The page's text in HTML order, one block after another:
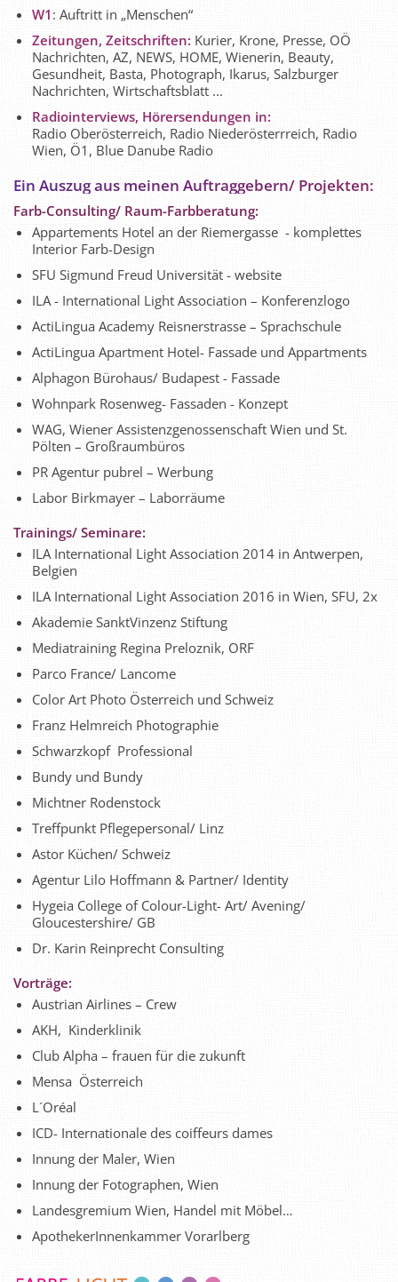
W1 : Auftritt in „Menschen“
Zeitungen, Zeitschriften: Kurier, Krone, Presse, OÖ
Nachrichten, AZ, NEWS, HOME, Wienerin, Beauty,
Gesundheit, Basta, Photograph, Ikarus, Salzburger
Nachrichten, Wirtschaftsblatt ...
Radiointerviews, Hörersendungen in:
Radio Oberösterreich, Radio Niederösterrreich, Radio
Wien, Ö1, Blue Danube Radio
Ein Auszug aus meinen Auftraggebern/ Projekten:
Farb-Consulting/ Raum-Farbberatung:
Appartements Hotel an der Riemergasse - komplettes
Interior Farb-Design
SFU Sigmund Freud Universität - website
ILA - International Light Association – Konferenzlogo
ActiLingua Academy Reisnerstrasse – Sprachschule
ActiLingua Apartment Hotel- Fassade und Appartments
Alphagon Bürohaus/ Budapest - Fassade
Wohnpark Rosenweg- Fassaden - Konzept
WAG, Wiener Assistenzgenossenschaft Wien und St.
Pölten – Großraumbüros
PR Agentur pubrel – Werbung
Labor Birkmayer – Laborräume
Trainings/ Seminare:
ILA International Light Association 2014 in Antwerpen,
Belgien
ILA International Light Association 2016 in Wien, SFU, 2x
Akademie SanktVinzenz Stiftung
Mediatraining Regina Preloznik, ORF
Parco France/ Lancome
Color Art Photo Österreich und Schweiz
Franz Helmreich Photographie
Schwarzkopf Professional
Bundy und Bundy
Michtner Rodenstock
Treffpunkt Pflegepersonal/ Linz
Astor Küchen/ Schweiz
Agentur Lilo Hoffmann & Partner/ Identity
Hygeia College of Colour-Light- Art/ Avening/
Gloucestershire/ GB
Dr. Karin Reinprecht Consulting
Vorträge:
Austrian Airlines – Crew
AKH, Kinderklinik
Club Alpha – frauen für die zukunft
Mensa Österreich
L´Oréal
ICD- Internationale des coiffeurs dames
Innung der Maler, Wien
Innung der Fotographen, Wien
Landesgremium Wien, Handel mit Möbel…
ApothekerInnenkammer Vorarlberg